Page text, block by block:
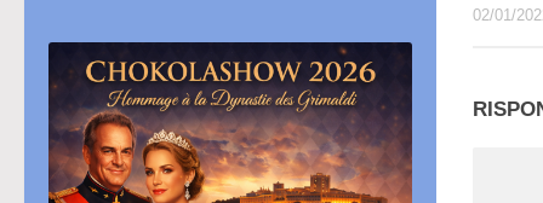
02/01/